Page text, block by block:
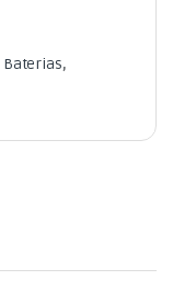
Baterias,